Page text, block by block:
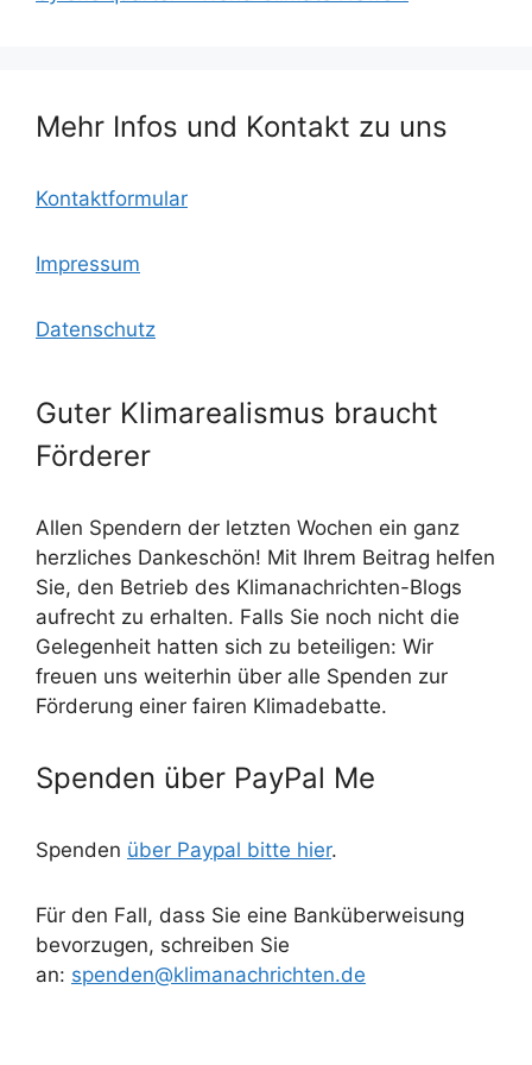
k
m
Mehr Infos und Kontakt zu uns
Kontaktformular
Impressum
Datenschutz
Guter Klimarealismus braucht
Förderer
Allen Spendern der letzten Wochen ein ganz
herzliches Dankeschön! Mit Ihrem Beitrag helfen
Sie, den Betrieb des Klimanachrichten-Blogs
aufrecht zu erhalten. Falls Sie noch nicht die
Gelegenheit hatten sich zu beteiligen: Wir
freuen uns weiterhin über alle Spenden zur
Förderung einer fairen Klimadebatte.
Spenden über PayPal Me
Spenden über Paypal bitte hier.
Für den Fall, dass Sie eine Banküberweisung
bevorzugen, schreiben Sie
an: spenden@klimanachrichten.de